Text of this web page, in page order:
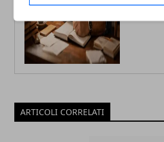
ARTICOLI CORRELATI